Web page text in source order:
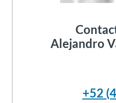
Alejandro
+52